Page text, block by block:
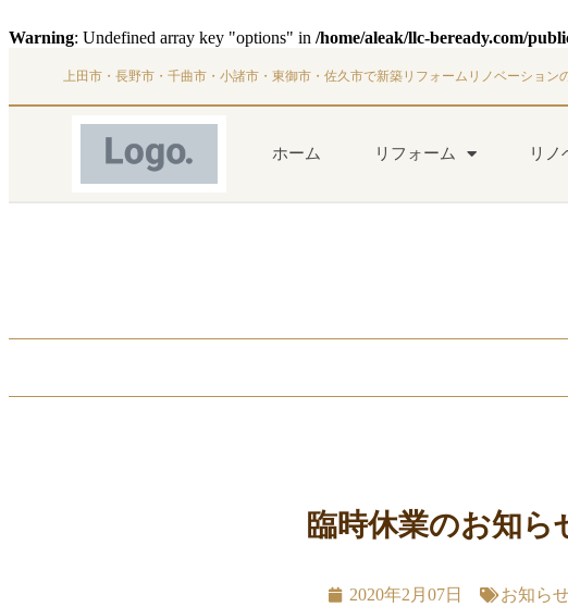
Warning: Undefined array key "options" in /home/aleak/llc-beready.com/
上田市・長野市・千曲市・小諸市・東御市・佐久市で新築リフォームリノベーション
ホーム リフォーム リノ
臨時休業のお知ら
2020年2月07日 お知ら